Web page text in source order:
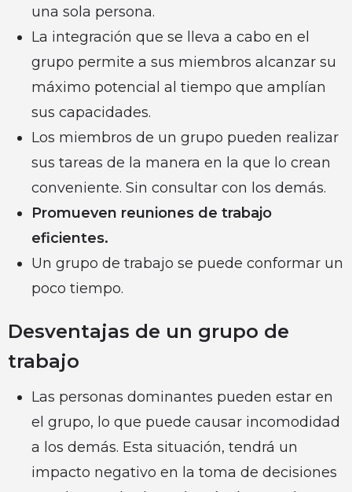
una sola persona.
La integración que se lleva a cabo en el
grupo permite a sus miembros alcanzar su
máximo potencial al tiempo que amplían
sus capacidades.
Los miembros de un grupo pueden realizar
sus tareas de la manera en la que lo crean
conveniente. Sin consultar con los demás.
Promueven reuniones de trabajo
eficientes.
Un grupo de trabajo se puede conformar un
poco tiempo.
Desventajas de un grupo de
trabajo
Las personas dominantes pueden estar en
el grupo, lo que puede causar incomodidad
a los demás. Esta situación, tendrá un
impacto negativo en la toma de decisiones